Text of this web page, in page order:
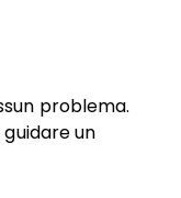
problema.
un